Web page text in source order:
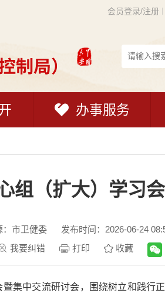
会员登录/注册
办事服务
组（扩大）学习
：市卫健委
发布时间：2026-06-24
我要纠错 打印 收藏
集中交流研讨会，围绕树立和践行